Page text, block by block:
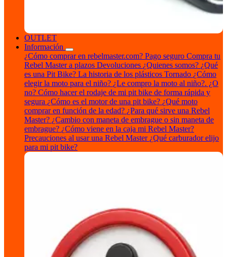
OUTLET
Información
¿Cómo comprar en rebelmaster.com? Pago seguro Compra tu
Rebel Master a plazos Devoluciones ¿Quienes somos? ¿Qué
es una Pit Bike? La historia de los plásticos Tornado ¿Cómo
elegir la moto para el niño? ¿Le compro la moto al niño?. ¿O
no? Cómo hacer el rodaje de mi pit bike de forma rápida y
segura ¿Cómo es el motor de una pit bike? ¿Qué moto
comprar en función de la edad? ¿Para qué sirve una Rebel
Master? ¿Cambio con maneta de embrague o sin maneta de
embrague? ¿Cómo viene en la caja mi Rebel Master?
Precauciones al usar una Rebel Master ¿Qué carburador elijo
para mi pit bike?